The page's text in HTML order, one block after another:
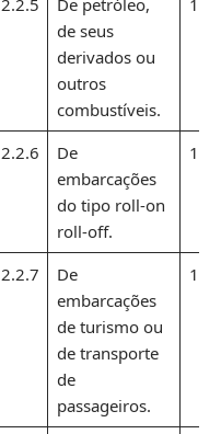
2.2.5
De petróleo,
de seus
derivados ou
outros
combustíveis.
2.2.6
De
embarcações
do tipo roll-on
roll-off.
2.2.7
De
embarcações
de turismo ou
de transporte
de
passageiros.